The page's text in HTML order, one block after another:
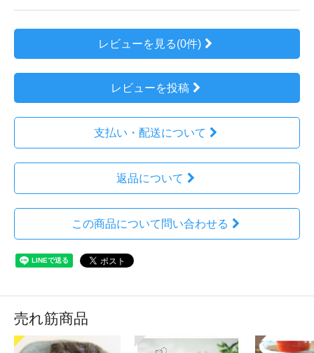
レビューを見る(0件)
レビューを投稿
支払い・配送について
返品について
この商品について問い合わせる
売れ筋商品